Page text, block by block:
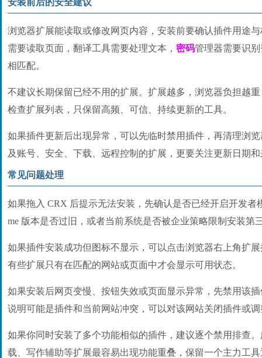
安装前后的安全建议
浏览器扩展能读取或修改网页内容，安装前要确认插件用途
需要读取页面，翻译工具需要处理文本， 密码管理器需要识
相匹配。
不建议长期保留已经不用的扩展。扩展越多，浏览器负担越
检查扩展列表，只保留高频、可信、持续更新的工具。
如果插件更新后出现异常，可以先临时禁用插件，再清理浏
及账号、安全、下载、远程控制的扩展，更要关注更新日期
常见问题处理
如果拖入 CRX 后提示无法安装，先确认是否已经开启开发者
me 版本是否过旧，或者当前系统是否被企业策略限制安装第
如果插件安装成功但图标不显示，可以点击浏览器右上角扩
有些扩展只有在匹配的网站或页面中才会显示可用状态。
如果安装后网页变慢、按钮失效或页面显示异常，先禁用该
说明可能是插件和当前网站冲突，可以对该网站关闭插件或
如果你同时安装了多个功能相似的插件，建议逐个禁用排查
载、写作辅助等扩展最容易出现功能重叠，保留一个主力工